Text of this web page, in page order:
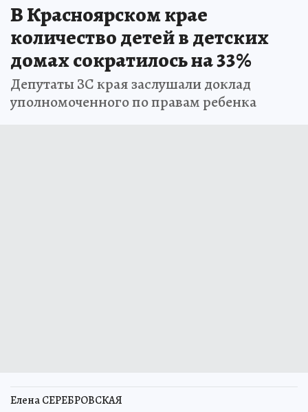
В Красноярском крае
количество детей в детских
домах сократилось на 33%
Депутаты ЗС края заслушали доклад
уполномоченного по правам ребенка
Елена СЕРЕБРОВСКАЯ